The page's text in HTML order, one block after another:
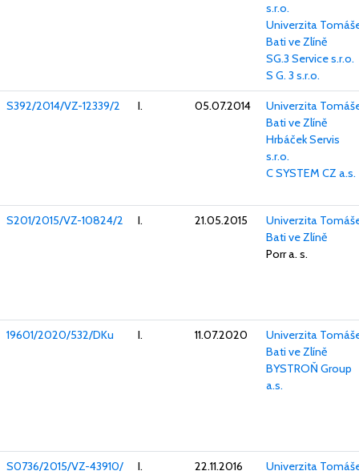
s.r.o.
Univerzita
Bati ve Zlíně
SG.3 Service s.r.o.
S G. 3 s.r.o.
S392/2014/VZ-12339/2 I. 05.07.2014
Univerzita
Bati ve Zlíně
Hrbáček Servis
s.r.o.
C SYSTEM CZ a.s.
S201/2015/VZ-10824/2 I. 21.05.2015
Univerzita
Bati ve Zlíně
Porr a. s.
19601/2020/532/DKu I. 11.07.2020
Univerzita
Bati ve Zlíně
BYSTROŇ Group
a.s.
S0736/2015/VZ-43910/ I. 22.11.2016
Univerzita